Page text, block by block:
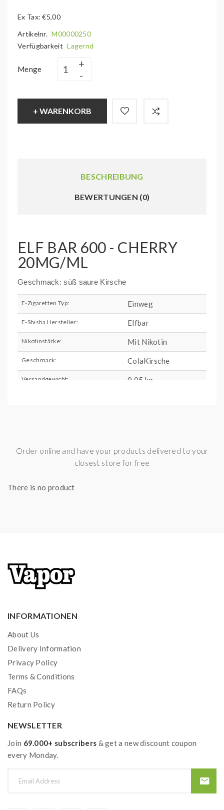
Ex Tax: €5,00
Artikelnr. M00000250
Verfügbarkeit Lagernd
Menge
+ WARENKORB
BESCHREIBUNG
BEWERTUNGEN (0)
ELF BAR 600 - CHERRY
20MG/ML
Geschmack: süß saure Kirsche
E-Zigaretten Typ: Einweg
E-Shisha Hersteller: Elfbar
Nikotinstärke: Mit Nikotin
Geschmack: ColaKirsche
Versandgewicht: 0,05 kg
Order online and have your products delivered to your
closest store for free
There is no product
INFORMATIONEN
About Us
Delivery Information
Privacy Policy
Terms & Conditions
FAQs
Return Policy
NEWSLETTER
Join 69.000+ subscribers & get a new discount coupon
every Monday.